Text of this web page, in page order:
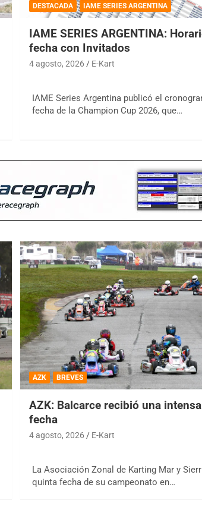
DESTACADA IAME SERIES ARGENTINA
IAME SERIES ARGENTINA:
fecha con Invitados
4 agosto, 2026 E-Kart
IAME Series Argentina publicó el
fecha de la Champion Cup 2026, que…
AZK BREVES
AZK: Balcarce recibió una
fecha
4 agosto, 2026 E-Kart
La Asociación Zonal de Karting Mar y
quinta fecha de su campeonato en…